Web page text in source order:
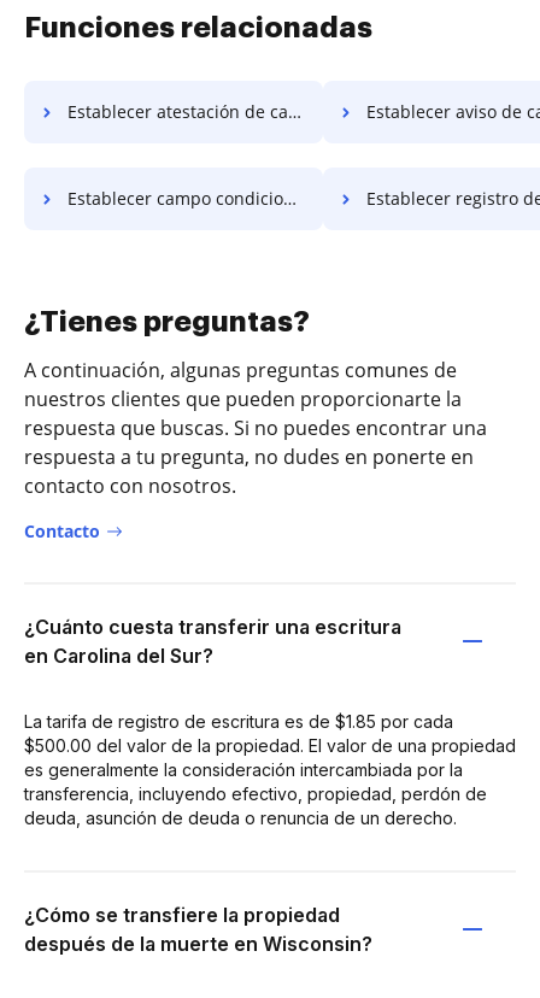
Funciones relacionadas
Establecer atestación de campo condicional Establecer aviso de campo
Establecer campo condicional de arrendamiento Establecer registro de campo
¿Tienes preguntas?
A continuación, algunas preguntas comunes de
nuestros clientes que pueden proporcionarte la
respuesta que buscas. Si no puedes encontrar una
respuesta a tu pregunta, no dudes en ponerte en
contacto con nosotros.
Contacto
¿Cuánto cuesta transferir una escritura
en Carolina del Sur?
La tarifa de registro de escritura es de $1.85 por cada
$500.00 del valor de la propiedad. El valor de una propiedad
es generalmente la consideración intercambiada por la
transferencia, incluyendo efectivo, propiedad, perdón de
deuda, asunción de deuda o renuncia de un derecho.
¿Cómo se transfiere la propiedad
después de la muerte en Wisconsin?